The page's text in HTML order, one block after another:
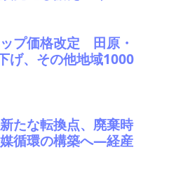
プ価格改定 田原・
げ、その他地域1000
たな転換点、廃棄時
循環の構築へ―経産